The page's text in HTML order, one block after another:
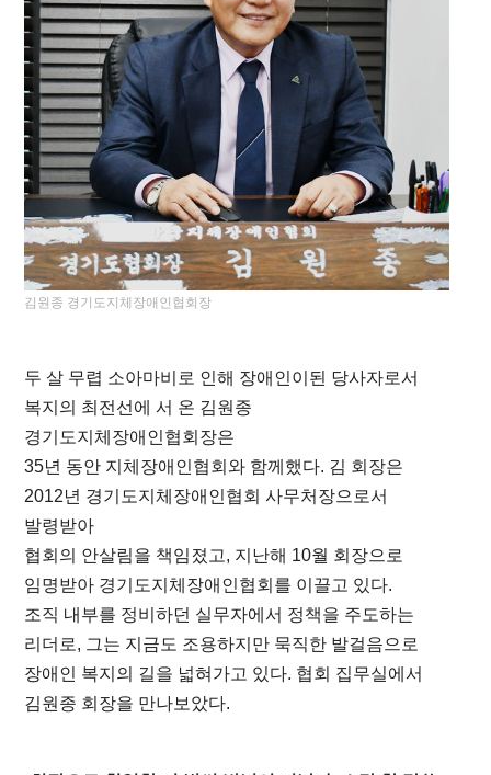
김원종 경기도지체장애인협회장
두 살 무렵 소아마비로 인해 장애인이된 당사자로서
복지의 최전선에 서 온 김원종
경기도지체장애인협회장은
35년 동안 지체장애인협회와 함께했다. 김 회장은
2012년 경기도지체장애인협회 사무처장으로서
발령받아
협회의 안살림을 책임졌고, 지난해 10월 회장으로
임명받아 경기도지체장애인협회를 이끌고 있다.
조직 내부를 정비하던 실무자에서 정책을 주도하는
리더로, 그는 지금도 조용하지만 묵직한 발걸음으로
장애인 복지의 길을 넓혀가고 있다. 협회 집무실에서
김원종 회장을 만나보았다.